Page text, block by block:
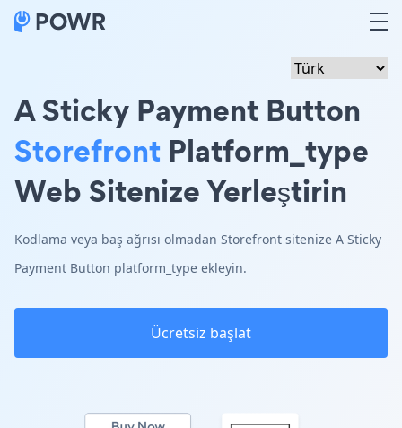
A Sticky Payment Button
Storefront Platform_type
Web Sitenize Yerleştirin
Kodlama veya baş ağrısı olmadan Storefront sitenize A Sticky
Payment Button platform_type ekleyin.
Ücretsiz başlat